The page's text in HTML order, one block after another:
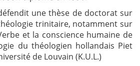
une thèse de doctorat sur
trinitaire, notamment sur
et la conscience humaine de
du théologien hollandais Piet
de Louvain (K.U.L.)